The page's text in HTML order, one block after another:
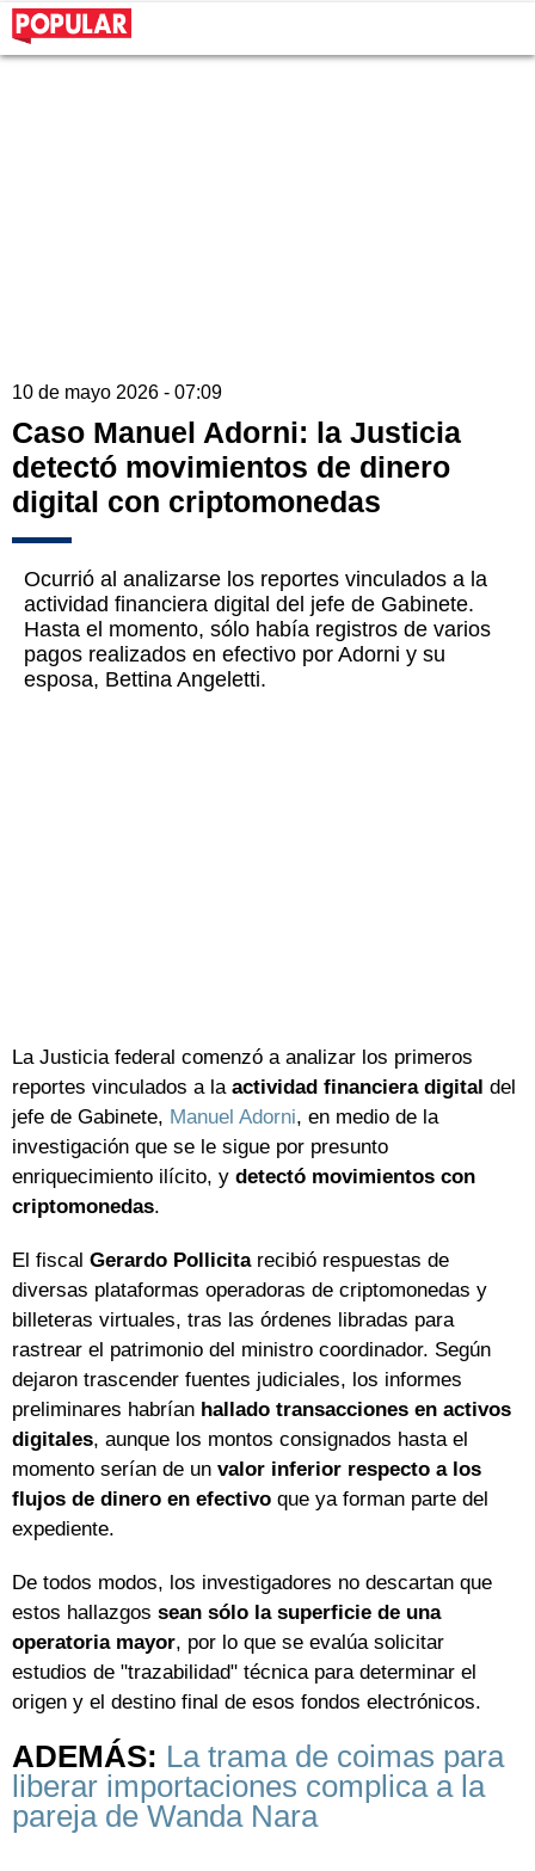
10 de mayo 2026 - 07:09
Caso Manuel Adorni: la Justicia
detectó movimientos de dinero
digital con criptomonedas
Ocurrió al analizarse los reportes vinculados a la
actividad financiera digital del jefe de Gabinete.
Hasta el momento, sólo había registros de varios
pagos realizados en efectivo por Adorni y su
esposa, Bettina Angeletti.
La Justicia federal comenzó a analizar los primeros
reportes vinculados a la actividad financiera digital del
jefe de Gabinete, Manuel Adorni, en medio de la
investigación que se le sigue por presunto
enriquecimiento ilícito, y detectó movimientos con
criptomonedas.
El fiscal Gerardo Pollicitarecibió respuestas de
diversas plataformas operadoras de criptomonedas y
billeteras virtuales, tras las órdenes libradas para
rastrear el patrimonio del ministro coordinador. Según
dejaron trascender fuentes judiciales, los informes
preliminares habrían hallado transacciones en activos
digitales, aunque los montos consignados hasta el
momento serían de un valor inferior respecto a los
flujos de dinero en efectivo que ya forman parte del
expediente.
De todos modos, los investigadores no descartan que
estos hallazgos sean sólo la superficie de una
operatoria mayor, por lo que se evalúa solicitar
estudios de "trazabilidad" técnica para determinar el
origen y el destino final de esos fondos electrónicos.
ADEMÁS: La trama de coimas para
liberar importaciones complica a la
pareja de Wanda Nara